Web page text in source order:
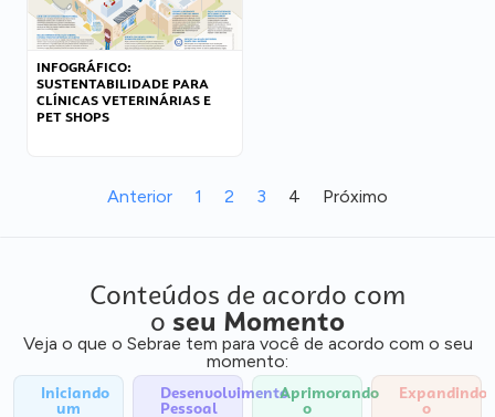
INFOGRÁFICO:
SUSTENTABILIDADE PARA
CLÍNICAS VETERINÁRIAS E
PET SHOPS
Anterior 1 2 3 4 Próximo
Conteúdos de acordo com
o seu Momento
Veja o que o Sebrae tem para você de acordo com o seu
momento:
Iniciando
um
Desenvolvimento
Pessoal
Aprimorando
o
Expandindo
o